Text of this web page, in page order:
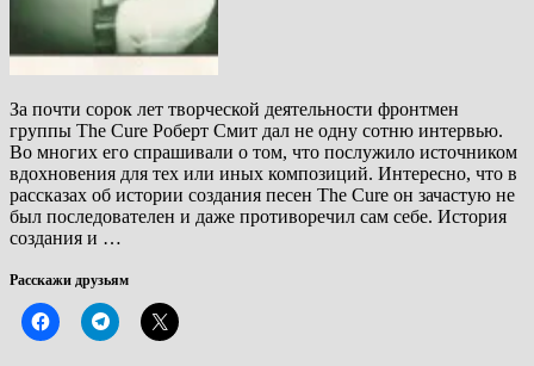
За почти сорок лет творческой деятельности фронтмен
группы The Cure Роберт Смит дал не одну сотню интервью.
Во многих его спрашивали о том, что послужило источником
вдохновения для тех или иных композиций. Интересно, что в
рассказах об истории создания песен The Cure он зачастую не
был последователен и даже противоречил сам себе. История
создания и …
Расскажи друзьям